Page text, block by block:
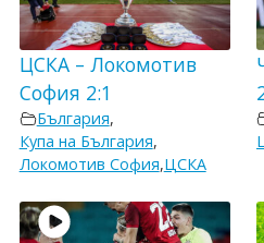
ЦСКА – Локомотив
София 2:1
България,
Купа на България,
Локомотив София,ЦСКА